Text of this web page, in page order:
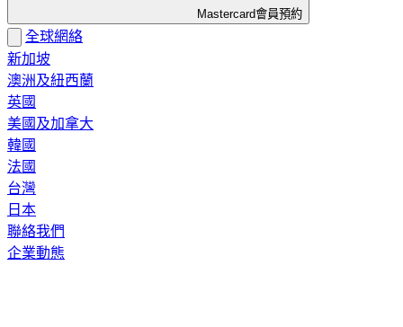
Mastercard會員預約
全球網絡
新加坡
澳洲及紐西蘭
英國
美國及加拿大
韓國
法國
台灣
日本
聯絡我們
企業動態